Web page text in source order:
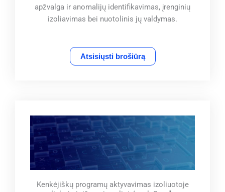
apžvalga ir anomalijų identifikavimas, įrenginių
izoliavimas bei nuotolinis jų valdymas.
Atsisiųsti brošiūrą
Kenkėjiškų programų aktyvavimas izoliuotoje